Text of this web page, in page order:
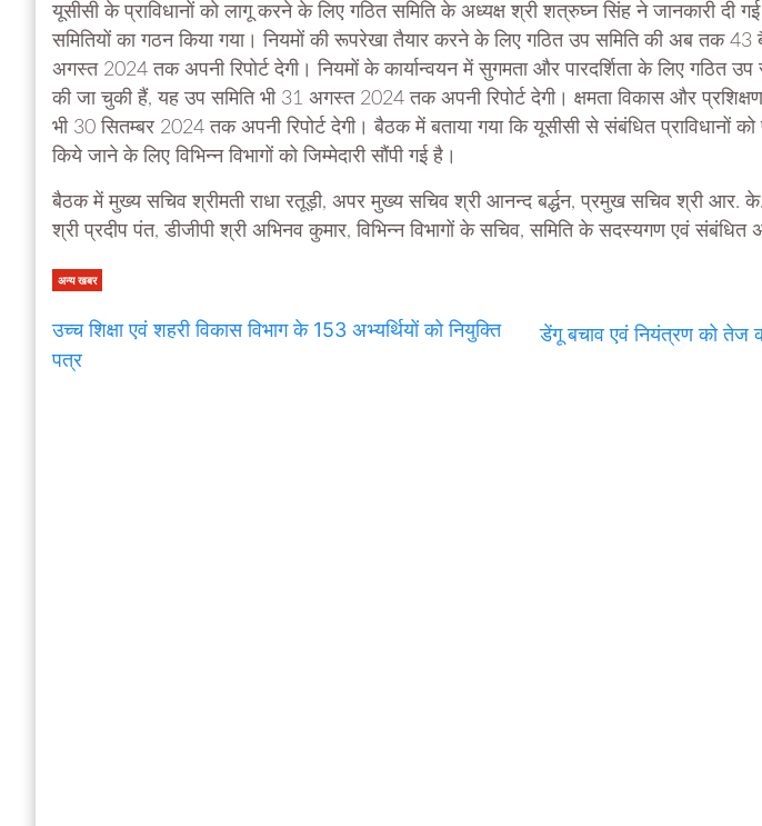
यूसीसी के प्राविधानों को लागू करने के लिए गठित समिति के अध्यक्ष श्री शत्रुघ्न सिंह ने जानकारी दी
समितियों का गठन किया गया। नियमों की रूपरेखा तैयार करने के लिए गठित उप समिति की अब तक
अगस्त 2024 तक अपनी रिपोर्ट देगी। नियमों के कार्यान्वयन में सुगमता और पारदर्शिता के लिए गठित
की जा चुकी हैं, यह उप समिति भी 31 अगस्त 2024 तक अपनी रिपोर्ट देगी। क्षमता विकास और
भी 30 सितम्बर 2024 तक अपनी रिपोर्ट देगी। बैठक में बताया गया कि यूसीसी से संबंधित प्राविधानों को
किये जाने के लिए विभिन्न विभागों को जिम्मेदारी सौंपी गई है।
बैठक में मुख्य सचिव श्रीमती राधा रतूड़ी, अपर मुख्य सचिव श्री आनन्द बर्द्धन, प्रमुख सचिव श्री आर.
श्री प्रदीप पंत, डीजीपी श्री अभिनव कुमार, विभिन्न विभागों के सचिव, समिति के सदस्यगण एवं संबंधित
अन्य खबर
उच्च शिक्षा एवं शहरी विकास विभाग के 153 अभ्यर्थियों को नियुक्ति
पत्र
डेंगू बचाव एवं नियंत्रण को तेज